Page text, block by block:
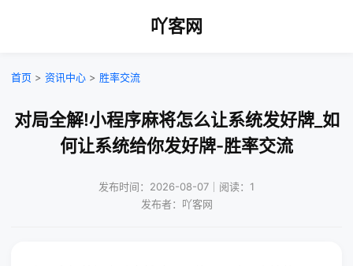
吖客网
首页 > 资讯中心 > 胜率交流
对局全解!小程序麻将怎么让系统发好牌_如
何让系统给你发好牌-胜率交流
发布时间：2026-08-07｜阅读：1
发布者：吖客网